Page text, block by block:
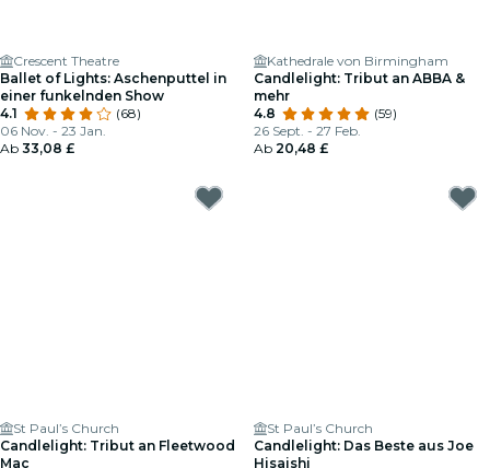
Crescent Theatre
Ballet of Lights: Aschenputtel in
einer funkelnden Show
4.1
(68)
06 Nov. - 23 Jan.
Ab 33,08 £
Kathedrale von Birmingham
Candlelight: Tribut an ABBA &
mehr
4.8
(59)
26 Sept. - 27 Feb.
Ab 20,48 £
St Paul’s Church
Candlelight: Tribut an Fleetwood
Mac
St Paul’s Church
Candlelight: Das Beste aus Joe
Hisaishi